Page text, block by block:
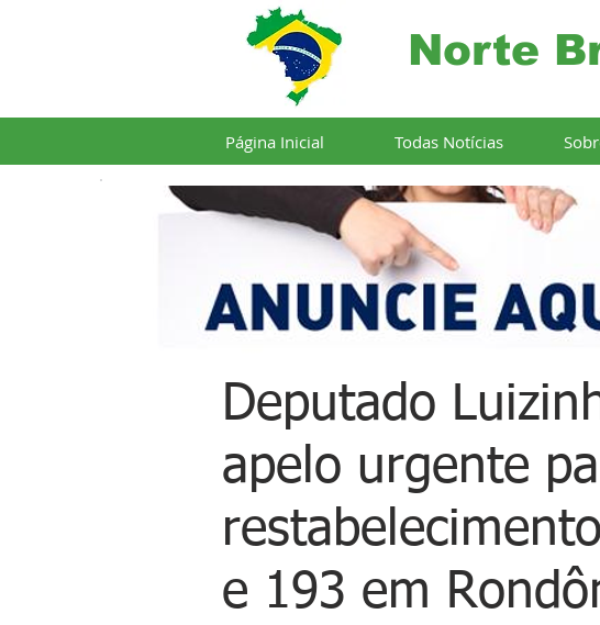
Norte
Página Inicial Todas Notícias
Deputado
apelo urgente
e 193 em